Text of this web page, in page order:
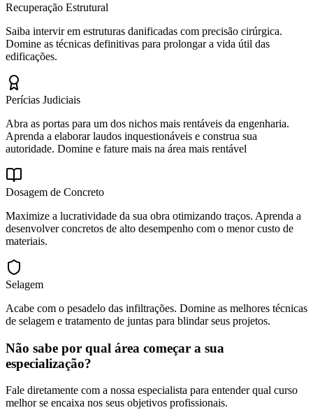
Recuperação Estrutural
Saiba intervir em estruturas danificadas com precisão cirúrgica.
Domine as técnicas definitivas para prolongar a vida útil das
edificações.
Perícias Judiciais
Abra as portas para um dos nichos mais rentáveis da engenharia.
Aprenda a elaborar laudos inquestionáveis e construa sua
autoridade. Domine e fature mais na área mais rentável
Dosagem de Concreto
Maximize a lucratividade da sua obra otimizando traços. Aprenda a
desenvolver concretos de alto desempenho com o menor custo de
materiais.
Selagem
Acabe com o pesadelo das infiltrações. Domine as melhores técnicas
de selagem e tratamento de juntas para blindar seus projetos.
Não sabe por qual área começar a sua
especialização?
Fale diretamente com a nossa especialista para entender qual curso
melhor se encaixa nos seus objetivos profissionais.